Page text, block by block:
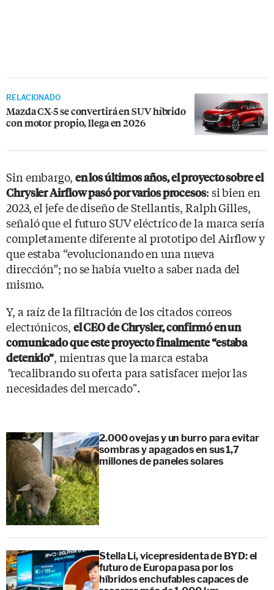
RELACIONADO
Mazda CX-5 se convertirá en SUV híbrido
con motor propio, llega en 2026
Sin embargo, en los últimos años, el proyecto sobre el
Chrysler Airflow pasó por varios procesos: si bien en
2023, el jefe de diseño de Stellantis, Ralph Gilles,
señaló que el futuro SUV eléctrico de la marca sería
completamente diferente al prototipo del Airflow y
que estaba “evolucionando en una nueva
dirección”; no se había vuelto a saber nada del
mismo.
Y, a raíz de la filtración de los citados correos
electrónicos, el CEO de Chrysler, confirmó en un
comunicado que este proyecto finalmente “estaba
detenido”, mientras que la marca estaba
"recalibrando su oferta para satisfacer mejor las
necesidades del mercado".
2.000 ovejas y un burro para evitar
sombras y apagados en sus 1,7
millones de paneles solares
Stella Li, vicepresidenta de BYD: el
futuro de Europa pasa por los
híbridos enchufables capaces de